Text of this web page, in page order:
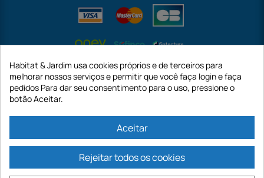
https://www.habitatejardim.pt é um site da empresa GECODIS SA com um
Habitat & Jardim usa cookies próprios e de terceiros para
melhorar nossos serviços e permitir que você faça login e faça
pedidos Para dar seu consentimento para o uso, pressione o
botão Aceitar.
Aceitar
Rejeitar todos os cookies